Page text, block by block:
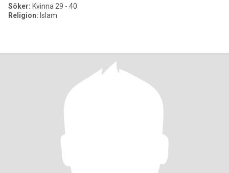
Söker: Kvinna 29 - 40
Religion: Islam